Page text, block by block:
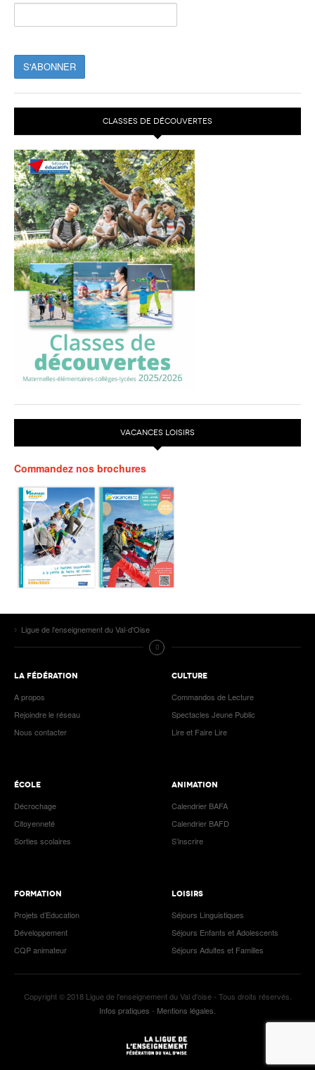
CLASSES DE DÉCOUVERTES
VACANCES LOISIRS
Commandez nos brochures
Ligue de l'enseignement du Val-d'Oise
LA FÉDÉRATION
A propos
Rejoindre le réseau
Nous contacter
CULTURE
Commandos de Lecture
Spectacles Jeune Public
Lire et Faire Lire
ÉCOLE
Décrochage
Citoyenneté
Sorties scolaires
ANIMATION
Calendrier BAFA
Calendrier BAFD
S’inscrire
FORMATION
Projets d’Education
Développement
CQP animateur
LOISIRS
Séjours Linguistiques
Séjours Enfants et Adolescents
Séjours Adultes et Familles
Copyright © 2018 Ligue de l'enseignement du Val d'oise - Tous droits réservés.
Infos pratiques - Mentions légales.